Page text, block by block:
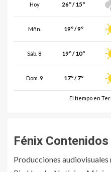
Hoy 26º / 15º
Mñn. 19º / 9º
Sáb. 8 19º / 10º
Dom. 9 17º / 7º
El tiempo en
Fénix Contenidos
Producciones audiovisuales